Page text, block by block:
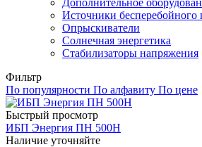
Источники бесперебойного
Опрыскиватели
Солнечная энергетика
Стабилизаторы напряжения
Фильтр
По популярности По алфавиту По цене
Быстрый просмотр
ИБП Энергия ПН 500Н
Наличие уточняйте